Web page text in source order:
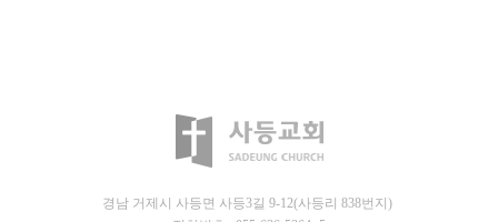
경남 거제시 사등면 사등3길 9-12(사등리 838번지)